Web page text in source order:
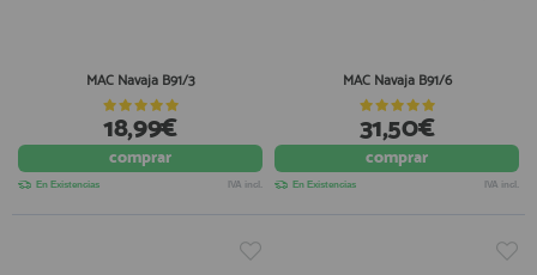
MAC Navaja B91/3
18,99€
comprar
En Existencias IVA incl.
MAC Navaja B91/6
31,50€
comprar
En Existencias IVA incl.